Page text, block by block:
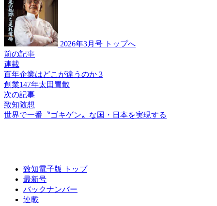
2026年3月号 トップへ
前の記事
連載
百年企業はどこが違うのか 3
創業147年太田胃散
次の記事
致知随想
世界で一番 〝ゴキゲン〟な国 ・日本を実現する
致知電子版 トップ
最新号
バックナンバー
連載